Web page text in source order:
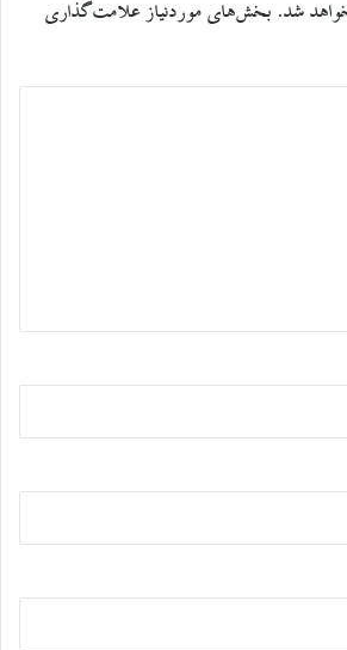
شد. بخش‌های موردنیاز علامت‌گذاری